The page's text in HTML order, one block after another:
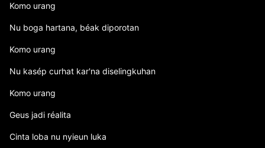
Komo urang
Nu boga hartana, béak diporotan
Komo urang
Nu kasép curhat kar'na diselingkuhan
Komo urang
Geus jadi réalita
Cinta loba nu nyieun luka